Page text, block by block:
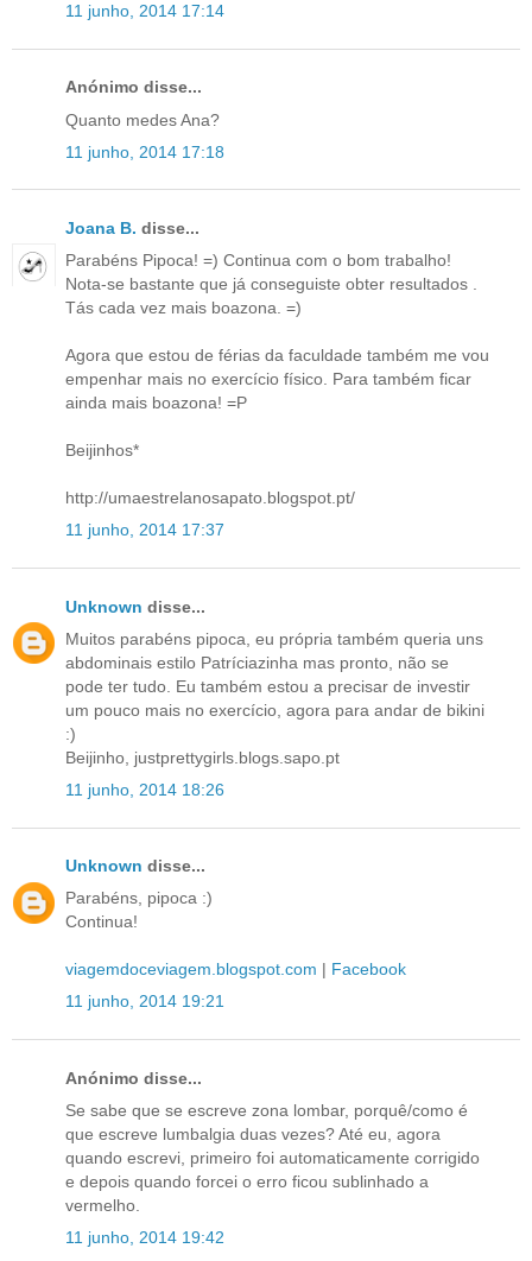
11 junho, 2014 17:14
Anónimo disse...
Quanto medes Ana?
11 junho, 2014 17:18
Joana B. disse...
Parabéns Pipoca! =) Continua com o bom trabalho!
Nota-se bastante que já conseguiste obter resultados .
Tás cada vez mais boazona. =)
Agora que estou de férias da faculdade também me vou
empenhar mais no exercício físico. Para também ficar
ainda mais boazona! =P
Beijinhos*
http://umaestrelanosapato.blogspot.pt/
11 junho, 2014 17:37
Unknown disse...
Muitos parabéns pipoca, eu própria também queria uns
abdominais estilo Patríciazinha mas pronto, não se
pode ter tudo. Eu também estou a precisar de investir
um pouco mais no exercício, agora para andar de bikini
:)
Beijinho, justprettygirls.blogs.sapo.pt
11 junho, 2014 18:26
Unknown disse...
Parabéns, pipoca :)
Continua!
viagemdoceviagem.blogspot.com | Facebook
11 junho, 2014 19:21
Anónimo disse...
Se sabe que se escreve zona lombar, porquê/como é
que escreve lumbalgia duas vezes? Até eu, agora
quando escrevi, primeiro foi automaticamente corrigido
e depois quando forcei o erro ficou sublinhado a
vermelho.
11 junho, 2014 19:42